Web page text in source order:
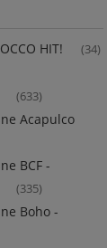
HIT! (34)
(633)
Acapulco
BCF -
(335)
Boho -